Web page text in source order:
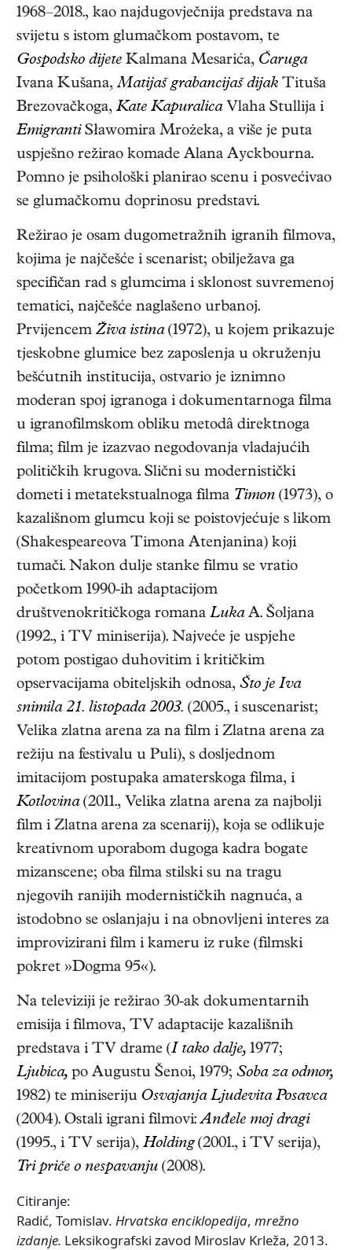
1968–2018., kao najdugovječnija predstava na
svijetu s istom glumačkom postavom, te
Gospodsko dijete Kalmana Mesarića, Čaruga
Ivana Kušana,Matijaš grabancijaš dijak Tituša
Brezovačkoga, Kate KapuralicaVlaha Stullija i
EmigrantiSławomira Mrożeka, a više je puta
uspješno režirao komade Alana Ayckbourna.
Pomno je psihološki planirao scenu i posvećivao
se glumačkomu doprinosu predstavi.
Režirao je osam dugometražnih igranih filmova,
kojima je najčešće i scenarist; obilježava ga
specifičan rad s glumcima i sklonost suvremenoj
tematici, najčešće naglašeno urbanoj.
PrvijencemŽiva istina(1972), u kojem prikazuje
tjeskobne glumice bez zaposlenja u okruženju
bešćutnih institucija, ostvario je iznimno
moderan spoj igranoga i dokumentarnoga filma
u igranofilmskom obliku metodâ direktnoga
filma; film je izazvao negodovanja vladajućih
političkih krugova. Slični su modernistički
dometi i metatekstualnoga filma Timon (1973), o
kazališnom glumcu koji se poistovjećuje s likom
(Shakespeareova Timona Atenjanina) koji
tumači. Nakon dulje stanke filmu se vratio
početkom 1990-ih adaptacijom
društvenokritičkoga romana LukaA. Šoljana
(1992., i TV miniserija). Najveće je uspjehe
potom postigao duhovitim i kritičkim
opservacijama obiteljskih odnosa, Što je Iva
snimila 21. listopada 2003. (2005., i suscenarist;
Velika zlatna arena za na film i Zlatna arena za
režiju na festivalu u Puli), s dosljednom
imitacijom postupaka amaterskoga filma, i
Kotlovina(2011., Velika zlatna arena za najbolji
film i Zlatna arena za scenarij), koja se odlikuje
kreativnom uporabom dugoga kadra bogate
mizanscene; oba filma stilski su na tragu
njegovih ranijih modernističkih nagnuća, a
istodobno se oslanjaju i na obnovljeni interes za
improvizirani film i kameru iz ruke (filmski
pokret »Dogma 95«).
Na televiziji je režirao 30-ak dokumentarnih
emisija i filmova, TV adaptacije kazališnih
predstava i TV drame (I tako dalje, 1977;
Ljubica, po Augustu Šenoi, 1979; Soba za odmor,
1982) te miniseriju Osvajanja Ljudevita Posavca
(2004). Ostali igrani filmovi:Anđele moj dragi
(1995., i TV serija), Holding(2001., i TV serija),
Tri priče o nespavanju (2008).
Citiranje:
Radić, Tomislav. Hrvatska enciklopedija, mrežno
izdanje. Leksikografski zavod Miroslav Krleža, 2013.